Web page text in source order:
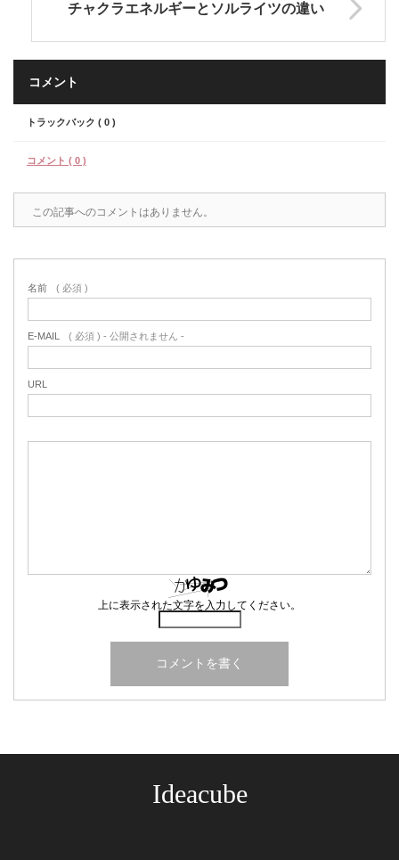
チャクラエネルギーとソルライツの違い
コメント
トラックバック ( 0 )
コメント ( 0 )
この記事へのコメントはありません。
名前 ( 必須 )
E-MAIL ( 必須 ) - 公開されません -
URL
上に表示された文字を入力してください。
Ideacube